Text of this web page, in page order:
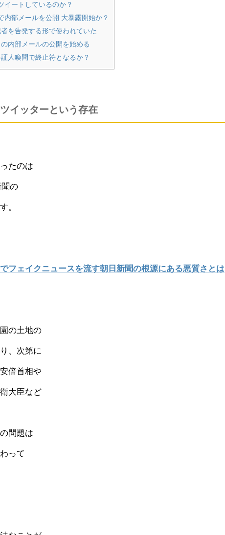
イートしているのか？
内部メールを公開 大暴露開始か？
を告発する形で使われていた
内部メールの公開を始める
人喚問で終止符となるか？
イッターという存在
たのは
の
。
フェイクニュースを流す朝日新聞の根源にある悪質さとは
の土地の
、次第に
倍首相や
大臣など
問題は
って